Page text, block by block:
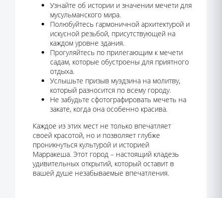
Узнайте об истории и значении мечети для
мусульманского мира.
Полюбуйтесь гармоничной архитектурой и
искусной резьбой, присутствующей на
каждом уровне здания.
Прогуляйтесь по прилегающим к мечети
садам, которые обустроены для приятного
отдыха.
Услышьте призыв муэдзина на молитву,
который разносится по всему городу.
Не забудьте сфотографировать мечеть на
закате, когда она особенно красива.
Каждое из этих мест не только впечатляет
своей красотой, но и позволяет глубже
проникнуться культурой и историей
Марракеша. Этот город – настоящий кладезь
удивительных открытий, который оставит в
вашей душе незабываемые впечатления.